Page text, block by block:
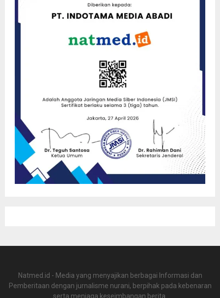
Natmed.id - Media yang menyajikan berbagai Informasi dan
Pemberitaan dengan jurnalisme nurani, berpihak pada kebenaran
serta menjaga keseimbangan berita.